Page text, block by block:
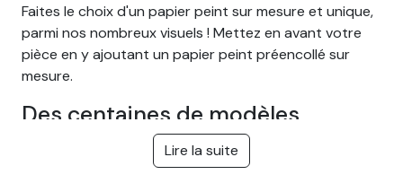
Faites le choix d'un papier peint sur mesure et unique,
parmi nos nombreux visuels ! Mettez en avant votre
pièce en y ajoutant un papier peint préencollé sur
mesure.
Des centaines de modèles
Choisissez parmi notre large gamme de papiers peints
Lire la suite